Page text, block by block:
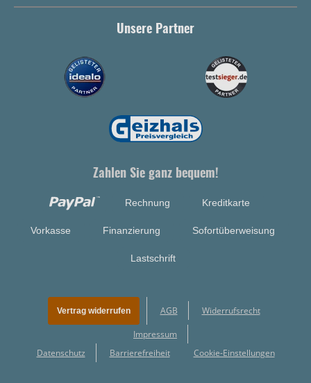
Unsere Partner
Zahlen Sie ganz bequem!
Rechnung Kreditkarte
Vorkasse Finanzierung Sofortüberweisung
Lastschrift
Vertrag widerrufen AGB Widerrufsrecht
Impressum
Datenschutz
Barrierefreiheit Cookie-Einstellungen